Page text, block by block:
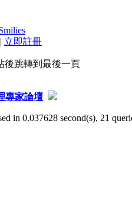
| 立即註冊
後跳轉到最後一頁
專家論壇
in 0.037628 second(s), 21